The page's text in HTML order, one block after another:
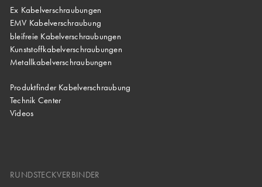
Ex Kabelverschraubungen
EMV Kabelverschraubung
bleifreie Kabelverschraubungen
Kunststoffkabelverschraubungen
Metallkabelverschraubungen
Produktfinder Kabelverschraubung
Technik Center
Videos
RUNDSTECKVERBINDER